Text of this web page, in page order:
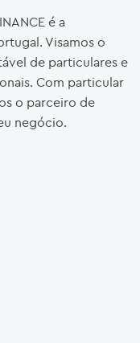
é a
Visamos o
de particulares e
Com particular
o parceiro de
negócio.